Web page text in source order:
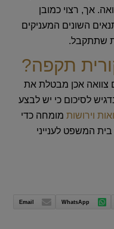
אך, רצוי כמובן
השונים המעניקים
שתתקבל.
תקפה?
צוואה אכן מבטלת את
לסיכום כי יש לבצע
וירושות מומחה כדי
המשפט לענייני
WhatsApp
Email